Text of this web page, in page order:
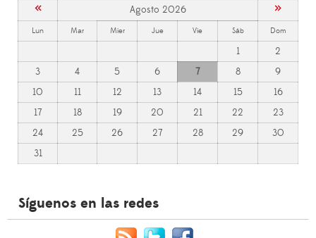
« Agosto 2026 »
Lun Mar Mier Jue Vie Sáb Dom
1
2
3
4 5 6 7 8
9
10
11 12 13 14 15
16
17
18 19 20 21 22
23
24
25 26 27 28 29
30
31
Síguenos en las redes